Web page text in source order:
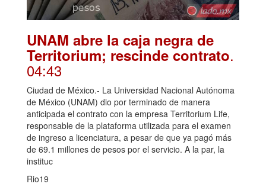
UNAM abre la caja negra de
Territorium; rescinde contrato.
04:43
Ciudad de México.- La Universidad Nacional Autónoma
de México (UNAM) dio por terminado de manera
anticipada el contrato con la empresa Territorium Life,
responsable de la plataforma utilizada para el examen
de ingreso a licenciatura, a pesar de que ya pagó más
de 69.1 millones de pesos por el servicio. A la par, la
instituc
Rio19